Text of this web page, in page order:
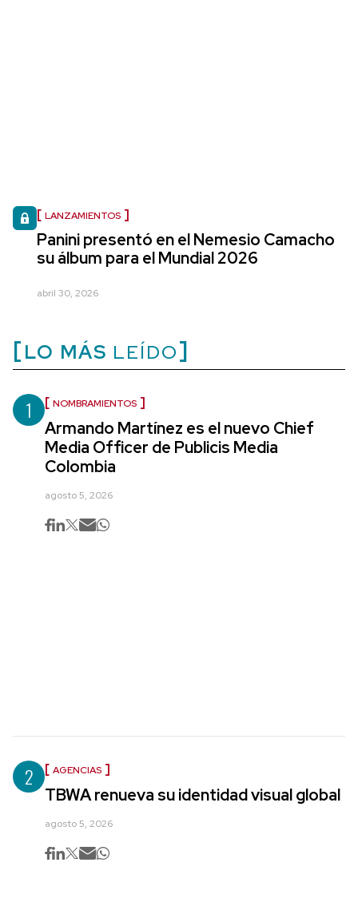
LANZAMIENTOS
Panini presentó en el Nemesio Camacho
su álbum para el Mundial 2026
abril 30, 2026
LO MÁS LEÍDO
1 NOMBRAMIENTOS
Armando Martínez es el nuevo Chief
Media Officer de Publicis Media
Colombia
agosto 5, 2026
2 AGENCIAS
TBWA renueva su identidad visual global
agosto 5, 2026